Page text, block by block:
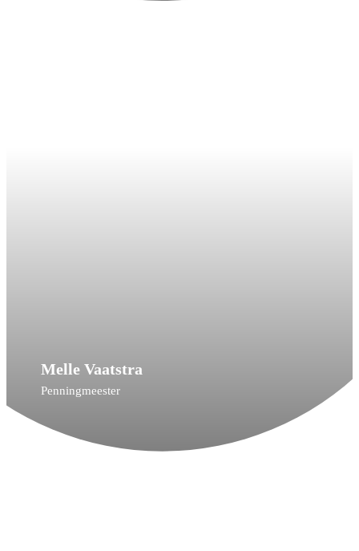
Melle Vaatstra
Penningmeester